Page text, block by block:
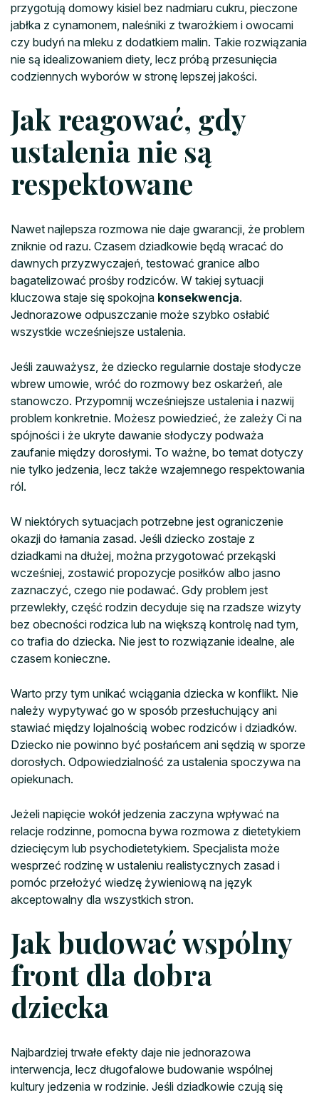
przygotują domowy kisiel bez nadmiaru cukru, pieczone
jabłka z cynamonem, naleśniki z twarożkiem i owocami
czy budyń na mleku z dodatkiem malin. Takie rozwiązania
nie są idealizowaniem diety, lecz próbą przesunięcia
codziennych wyborów w stronę lepszej jakości.
Jak reagować, gdy
ustalenia nie są
respektowane
Nawet najlepsza rozmowa nie daje gwarancji, że problem
zniknie od razu. Czasem dziadkowie będą wracać do
dawnych przyzwyczajeń, testować granice albo
bagatelizować prośby rodziców. W takiej sytuacji
kluczowa staje się spokojna konsekwencja.
Jednorazowe odpuszczanie może szybko osłabić
wszystkie wcześniejsze ustalenia.
Jeśli zauważysz, że dziecko regularnie dostaje słodycze
wbrew umowie, wróć do rozmowy bez oskarżeń, ale
stanowczo. Przypomnij wcześniejsze ustalenia i nazwij
problem konkretnie. Możesz powiedzieć, że zależy Ci na
spójności i że ukryte dawanie słodyczy podważa
zaufanie między dorosłymi. To ważne, bo temat dotyczy
nie tylko jedzenia, lecz także wzajemnego respektowania
ról.
W niektórych sytuacjach potrzebne jest ograniczenie
okazji do łamania zasad. Jeśli dziecko zostaje z
dziadkami na dłużej, można przygotować przekąski
wcześniej, zostawić propozycje posiłków albo jasno
zaznaczyć, czego nie podawać. Gdy problem jest
przewlekły, część rodzin decyduje się na rzadsze wizyty
bez obecności rodzica lub na większą kontrolę nad tym,
co trafia do dziecka. Nie jest to rozwiązanie idealne, ale
czasem konieczne.
Warto przy tym unikać wciągania dziecka w konflikt. Nie
należy wypytywać go w sposób przesłuchujący ani
stawiać między lojalnością wobec rodziców i dziadków.
Dziecko nie powinno być posłańcem ani sędzią w sporze
dorosłych. Odpowiedzialność za ustalenia spoczywa na
opiekunach.
Jeżeli napięcie wokół jedzenia zaczyna wpływać na
relacje rodzinne, pomocna bywa rozmowa z dietetykiem
dziecięcym lub psychodietetykiem. Specjalista może
wesprzeć rodzinę w ustaleniu realistycznych zasad i
pomóc przełożyć wiedzę żywieniową na język
akceptowalny dla wszystkich stron.
Jak budować wspólny
front dla dobra
dziecka
Najbardziej trwałe efekty daje nie jednorazowa
interwencja, lecz długofalowe budowanie wspólnej
kultury jedzenia w rodzinie. Jeśli dziadkowie czują się